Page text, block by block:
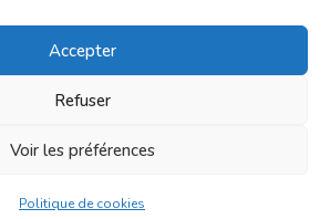
Accepter
Refuser
Voir les préférences
Politique de cookies
l'essentiel pour le petit
156 161